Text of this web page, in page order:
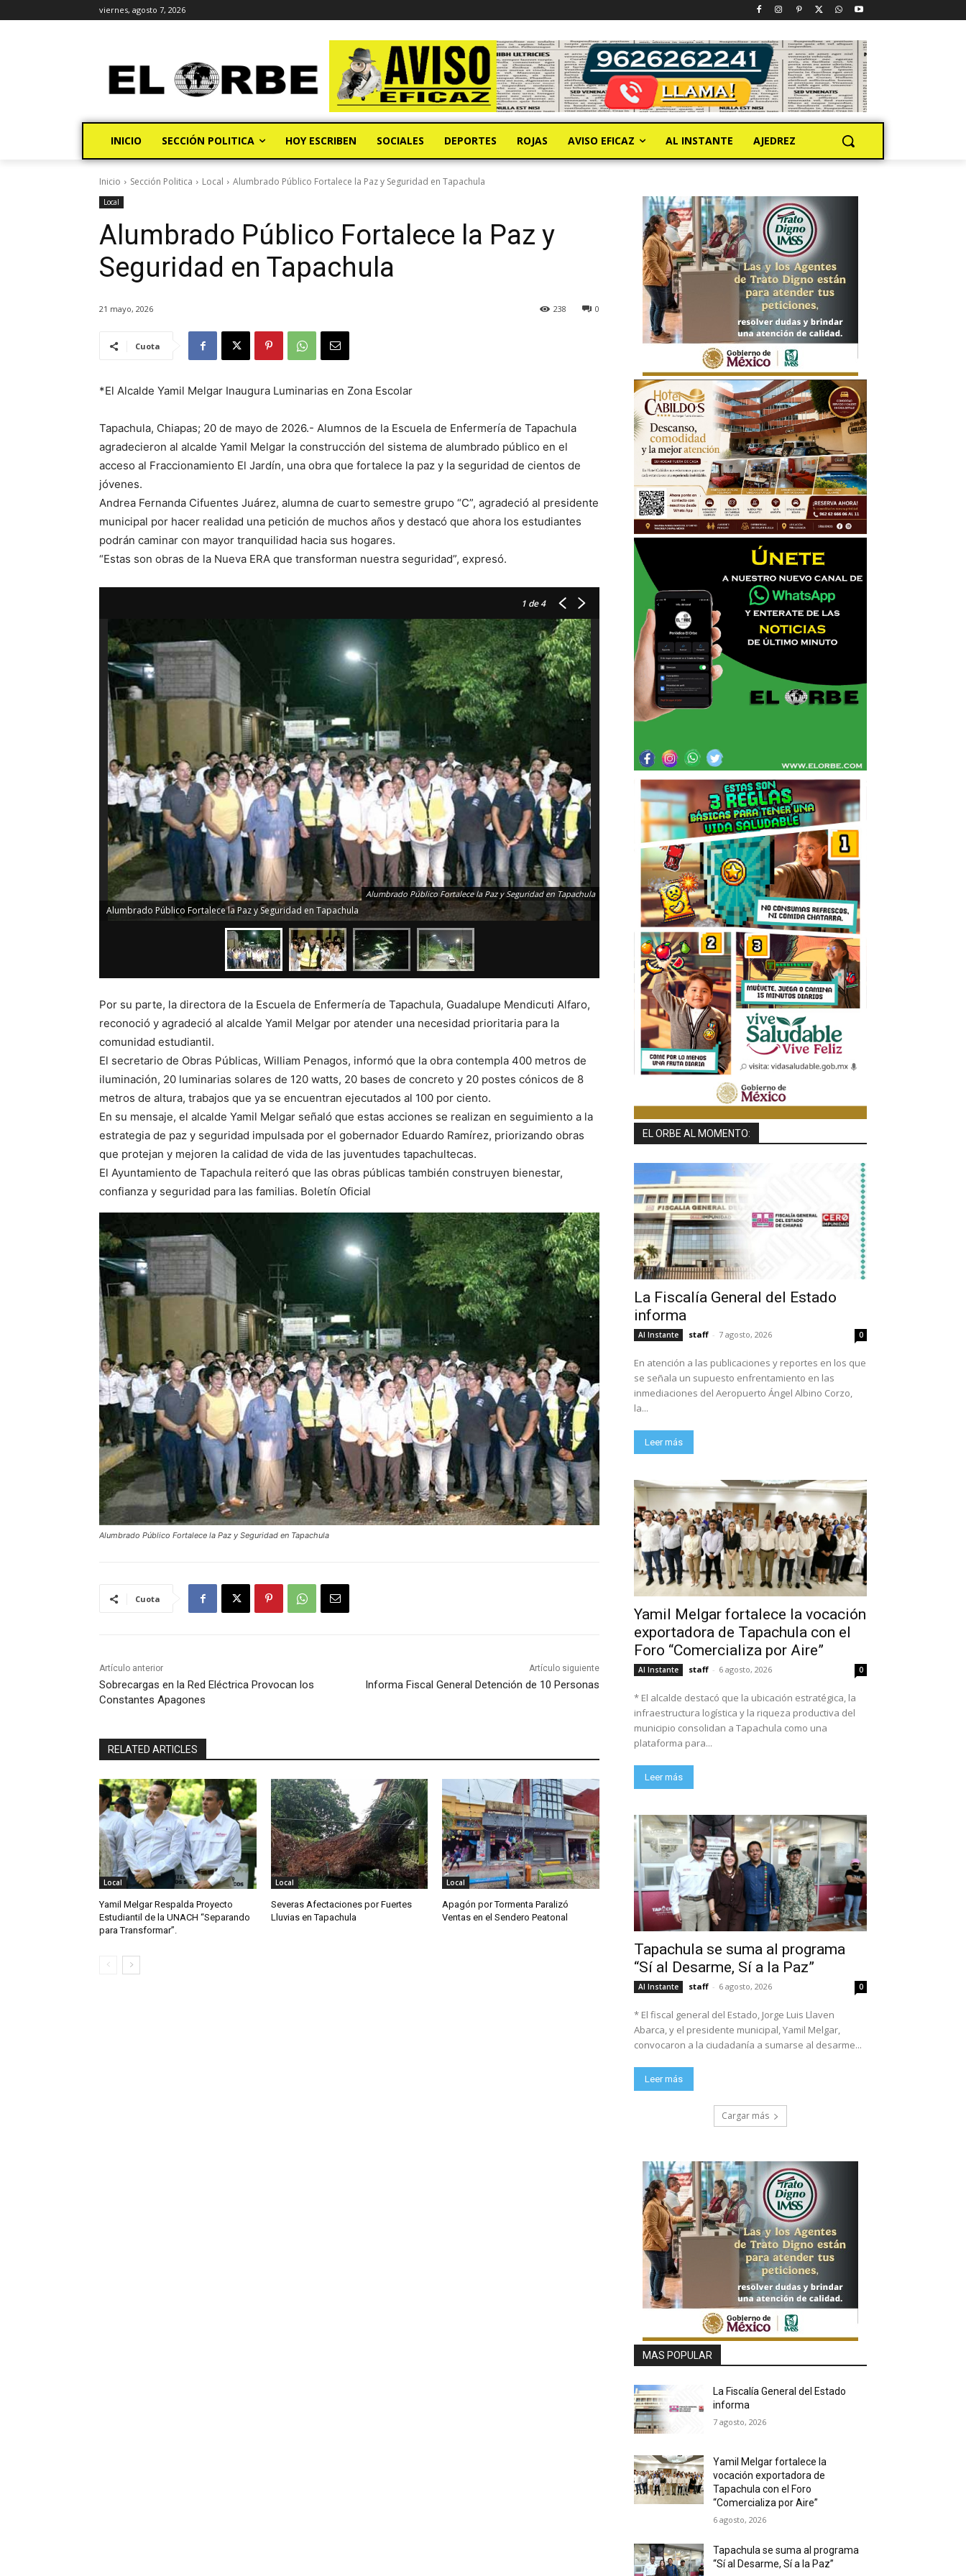
viernes, agosto 7, 2026
INICIO SECCIÓN POLITICA HOY ESCRIBEN SOCIALES DEPORTES ROJAS AVISO EFICAZ AL INSTANTE AJEDREZ
Inicio Sección Politica Local Alumbrado Público Fortalece la Paz y Seguridad en Tapachula
Local
Alumbrado Público Fortalece la Paz y
Seguridad en Tapachula
21 mayo, 2026 0
238
Cuota
*El Alcalde Yamil Melgar Inaugura Luminarias en Zona Escolar
Tapachula, Chiapas; 20 de mayo de 2026.- Alumnos de la Escuela de Enfermería de Tapachula
agradecieron al alcalde Yamil Melgar la construcción del sistema de alumbrado público en el
acceso al Fraccionamiento El Jardín, una obra que fortalece la paz y la seguridad de cientos de
jóvenes.
Andrea Fernanda Cifuentes Juárez, alumna de cuarto semestre grupo “C”, agradeció al presidente
municipal por hacer realidad una petición de muchos años y destacó que ahora los estudiantes
podrán caminar con mayor tranquilidad hacia sus hogares.
“Estas son obras de la Nueva ERA que transforman nuestra seguridad”, expresó.
1 de 4
Alumbrado Público Fortalece la Paz y Seguridad en Tapachula
Alumbrado Público Fortalece la Paz y Seguridad en Tapachula
Por su parte, la directora de la Escuela de Enfermería de Tapachula, Guadalupe Mendicuti Alfaro,
reconoció y agradeció al alcalde Yamil Melgar por atender una necesidad prioritaria para la
comunidad estudiantil.
El secretario de Obras Públicas, William Penagos, informó que la obra contempla 400 metros de
iluminación, 20 luminarias solares de 120 watts, 20 bases de concreto y 20 postes cónicos de 8
metros de altura, trabajos que ya se encuentran ejecutados al 100 por ciento.
En su mensaje, el alcalde Yamil Melgar señaló que estas acciones se realizan en seguimiento a la
estrategia de paz y seguridad impulsada por el gobernador Eduardo Ramírez, priorizando obras
que protejan y mejoren la calidad de vida de las juventudes tapachultecas.
El Ayuntamiento de Tapachula reiteró que las obras públicas también construyen bienestar,
confianza y seguridad para las familias. Boletín Oficial
Alumbrado Público Fortalece la Paz y Seguridad en Tapachula
Cuota
Artículo anterior
Sobrecargas en la Red Eléctrica Provocan los
Constantes Apagones
Artículo siguiente
Informa Fiscal General Detención de 10 Personas
RELATED ARTICLES
Local
Yamil Melgar Respalda Proyecto
Estudiantil de la UNACH “Separando
para Transformar”.
Local
Severas Afectaciones por Fuertes
Lluvias en Tapachula
Local
Apagón por Tormenta Paralizó
Ventas en el Sendero Peatonal
EL ORBE AL MOMENTO:
La Fiscalía General del Estado
informa
Al Instante staff - 7 agosto, 2026 0
En atención a las publicaciones y reportes en los que
se señala un supuesto enfrentamiento en las
inmediaciones del Aeropuerto Ángel Albino Corzo,
la...
Leer más
Yamil Melgar fortalece la vocación
exportadora de Tapachula con el
Foro “Comercializa por Aire”
Al Instante staff - 6 agosto, 2026 0
* El alcalde destacó que la ubicación estratégica, la
infraestructura logística y la riqueza productiva del
municipio consolidan a Tapachula como una
plataforma para...
Leer más
Tapachula se suma al programa
“Sí al Desarme, Sí a la Paz”
Al Instante staff - 6 agosto, 2026 0
* El fiscal general del Estado, Jorge Luis Llaven
Abarca, y el presidente municipal, Yamil Melgar,
convocaron a la ciudadanía a sumarse al desarme...
Leer más
Cargar más
MAS POPULAR
La Fiscalía General del Estado
informa
7 agosto, 2026
Yamil Melgar fortalece la
vocación exportadora de
Tapachula con el Foro
“Comercializa por Aire”
6 agosto, 2026
Tapachula se suma al programa
“Sí al Desarme, Sí a la Paz”